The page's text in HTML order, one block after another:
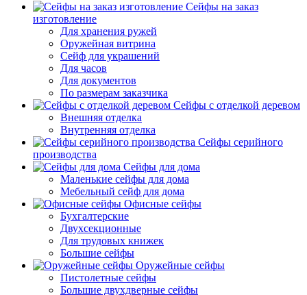
Сейфы на заказ
изготовление
Для хранения ружей
Оружейная витрина
Сейф для украшений
Для часов
Для документов
По размерам заказчика
Сейфы с отделкой деревом
Внешняя отделка
Внутренняя отделка
Сейфы серийного
производства
Сейфы для дома
Маленькие сейфы для дома
Мебельный сейф для дома
Офисные сейфы
Бухгалтерские
Двухсекционные
Для трудовых книжек
Большие сейфы
Оружейные сейфы
Пистолетные сейфы
Большие двухдверные сейфы